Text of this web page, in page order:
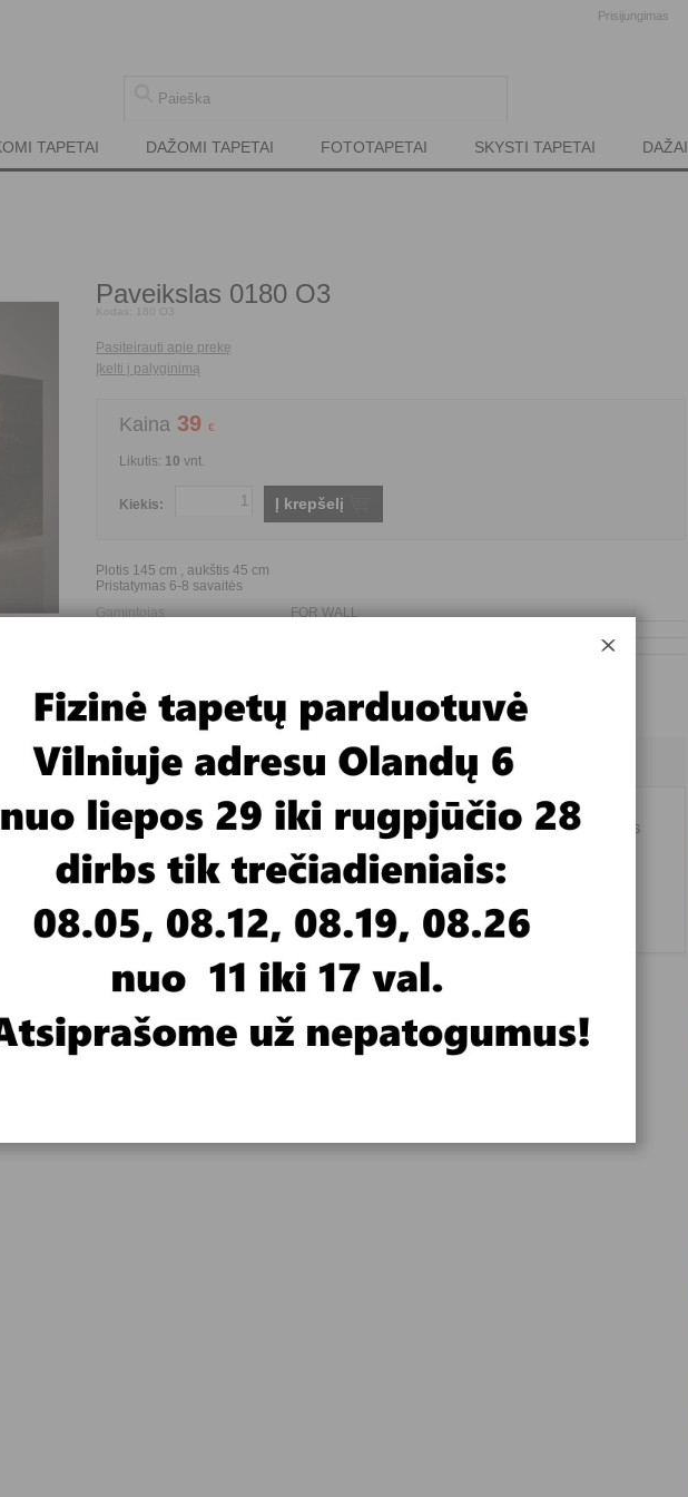
Prisijungimas
TAPETAI DAŽOMI TAPETAI FOTOTAPETAI SKYSTI TAPETAI DAŽAI
Paveikslas 0180 O3
Kodas:
Pasiteirauti apie prekę
Įkelti į palyginimą
Kaina 39 €
Likutis: 10 vnt.
Kiekis: Į krepšelį
Plotis 145 cm , aukštis 45 cm
Pristatymas 6-8 savaitės
Gamintojas
FOR WALL
For Wall, gamina ir paveikslus - interjero dekoracijas. Jeigu neturite didelės sienos
geriau siūlyčiau kabinti vienos ar kelių dalių paveikslą.
skirtis nuo pavyzdžio monitoriuje.